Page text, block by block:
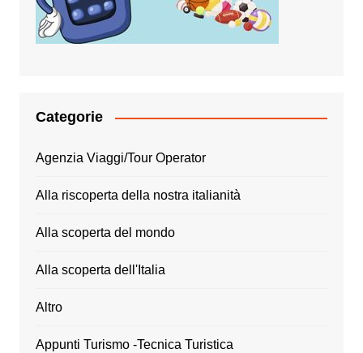
Categorie
Agenzia Viaggi/Tour Operator
Alla riscoperta della nostra italianità
Alla scoperta del mondo
Alla scoperta dell'Italia
Altro
Appunti Turismo -Tecnica Turistica